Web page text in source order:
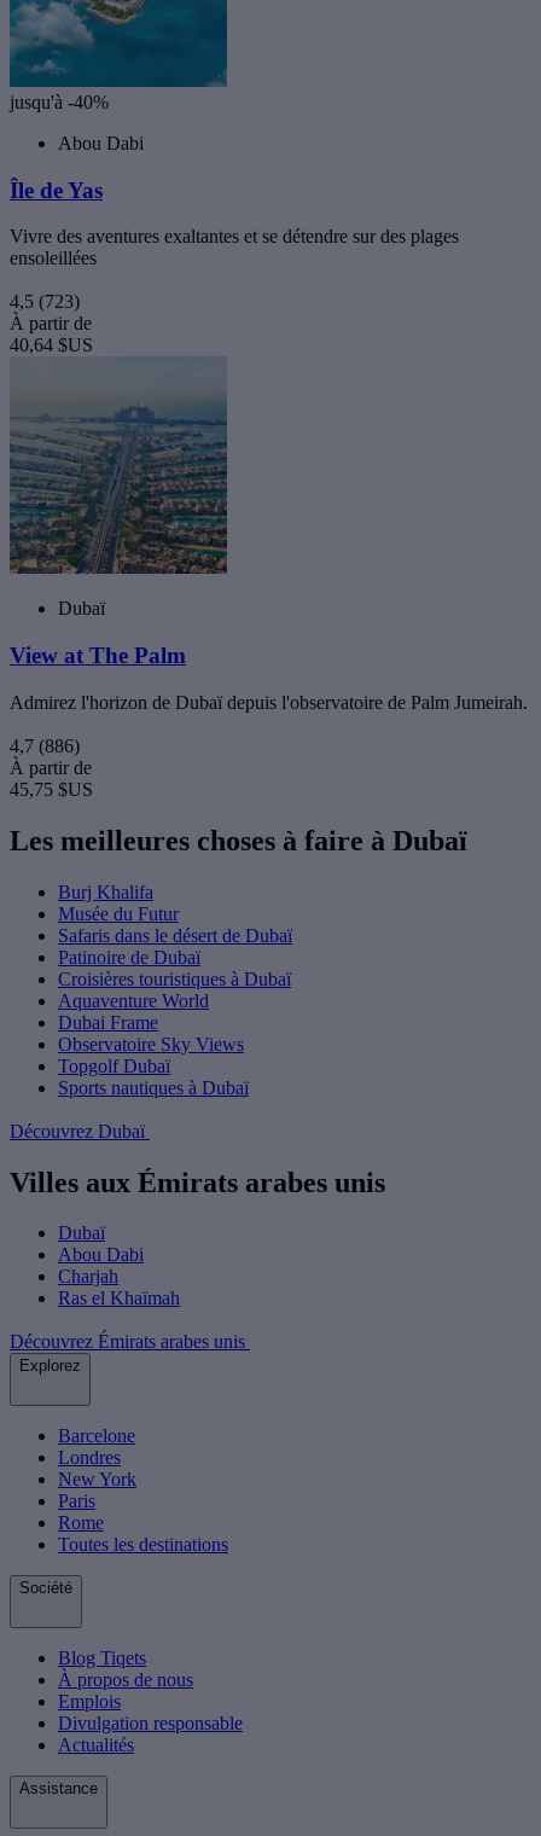
jusqu'à -40%
Abou Dabi
Île de Yas
Vivre des aventures exaltantes et se détendre sur des plages
ensoleillées
4,5 (723)
À partir de
40,64 $US
Dubaï
View at The Palm
Admirez l'horizon de Dubaï depuis l'observatoire de Palm Jumeirah.
4,7 (886)
À partir de
45,75 $US
Les meilleures choses à faire à Dubaï
Burj Khalifa
Musée du Futur
Safaris dans le désert de Dubaï
Patinoire de Dubaï
Croisières touristiques à Dubaï
Aquaventure World
Dubai Frame
Observatoire Sky Views
Topgolf Dubaï
Sports nautiques à Dubaï
Découvrez Dubaï
Villes aux Émirats arabes unis
Dubaï
Abou Dabi
Charjah
Ras el Khaïmah
Découvrez Émirats arabes unis
Explorez
Barcelone
Londres
New York
Paris
Rome
Toutes les destinations
Société
Blog Tiqets
À propos de nous
Emplois
Divulgation responsable
Actualités
Assistance